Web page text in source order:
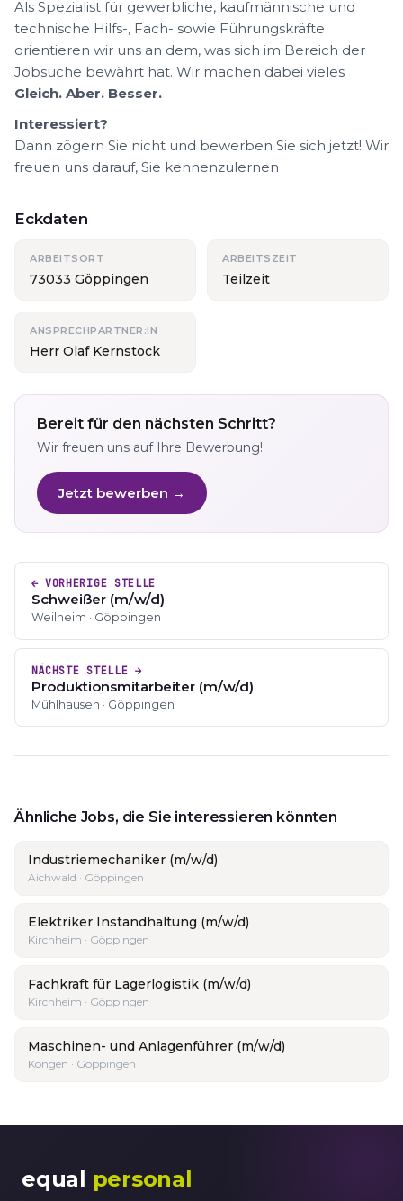
Als Spezialist für gewerbliche, kaufmännische und
technische Hilfs-, Fach- sowie Führungskräfte
orientieren wir uns an dem, was sich im Bereich der
Jobsuche bewährt hat. Wir machen dabei vieles
Gleich. Aber. Besser.
Interessiert?
Dann zögern Sie nicht und bewerben Sie sich jetzt! Wir
freuen uns darauf, Sie kennenzulernen
Eckdaten
ARBEITSORT
73033 Göppingen
ARBEITSZEIT
Teilzeit
ANSPRECHPARTNER:IN
Herr Olaf Kernstock
Bereit für den nächsten Schritt?
Wir freuen uns auf Ihre Bewerbung!
Jetzt bewerben →
← VORHERIGE STELLE
Schweißer (m/w/d)
Weilheim · Göppingen
NÄCHSTE STELLE →
Produktionsmitarbeiter (m/w/d)
Mühlhausen · Göppingen
Ähnliche Jobs, die Sie interessieren könnten
Industriemechaniker (m/w/d)
Aichwald · Göppingen
Elektriker Instandhaltung (m/w/d)
Kirchheim · Göppingen
Fachkraft für Lagerlogistik (m/w/d)
Kirchheim · Göppingen
Maschinen- und Anlagenführer (m/w/d)
Köngen · Göppingen
equal personal